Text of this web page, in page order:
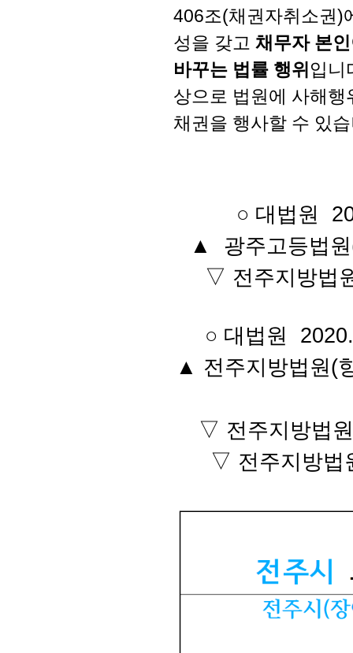
406조(채권자취소권)
성을 갖고 채무자 본
바꾸는 법률 행위입니
상으로 법원에 사해
채권을 행사할 수 있
○ 대법원
▲ 광주고등법원
▽ 전주지방법
○ 대법원
▲ 전주지방법원(
▽ 전주지방법
▽ 전주지방법